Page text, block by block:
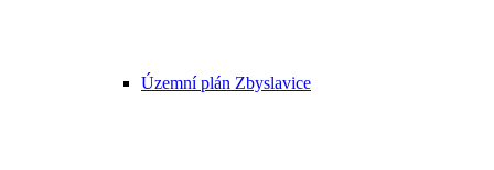
Územní plán Zbyslavice